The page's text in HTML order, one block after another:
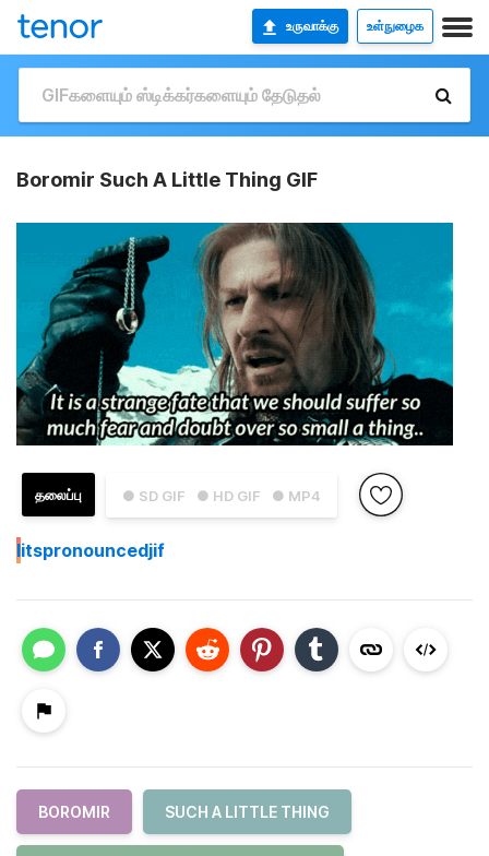
உருவாக்கு உள்நுழைக
Boromir Such A Little Thing GIF
● SD GIF ● HD GIF ● MP4
தலைப்பு
Iitspronouncedjif
BOROMIR SUCH A LITTLE THING